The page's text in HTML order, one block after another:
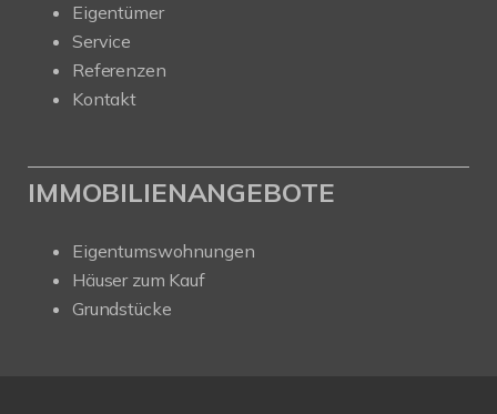
Eigentümer
Service
Referenzen
Kontakt
IMMOBILIENANGEBOTE
Eigentumswohnungen
Häuser zum Kauf
Grundstücke